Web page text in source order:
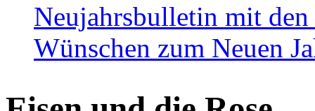
Neujahrsbulletin mit den
Wünschen zum Neuen